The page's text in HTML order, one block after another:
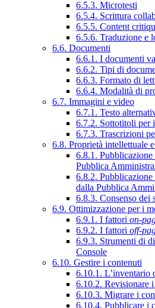
6.5.3. Microtesti
6.5.4. Scrittura
6.5.5. Content
6.5.6. Traduzione e
6.6. Documenti
6.6.1. I documenti
6.6.2. Tipi di
6.6.3. Formato di
6.6.4. Modalità di
6.7. Immagini e video
6.7.1. Testo
6.7.2. Sottotitoli per
6.7.3. Trascrizioni
6.8. Proprietà intellettuale
6.8.1.
Pubblica
6.8.2.
dalla Pubblica
6.8.3. Consenso dei
6.9. Ottimizzazione per i
6.9.1. I fattori on-
6.9.2. I fattori off-
6.9.3. Strumenti di
Console
6.10. Gestire i contenuti
6.10.1. L’inventario
6.10.2. Revisionare
6.10.3. Migrare i
6.10.4. Pubblicare i